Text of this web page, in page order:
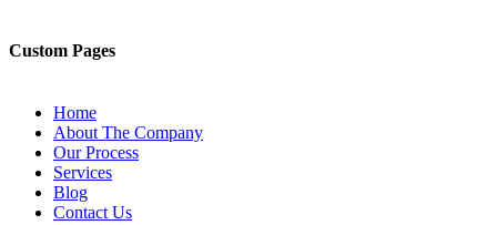
Custom Pages
Home
About The Company
Our Process
Services
Blog
Contact Us